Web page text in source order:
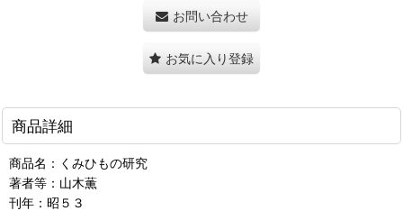
お問い合わせ
お気に入り登録
商品詳細
商品名：くみひもの研究
著者等：山木薫
刊年：昭５３